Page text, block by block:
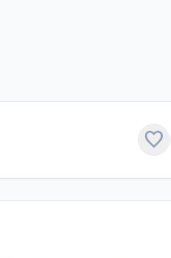
favorite